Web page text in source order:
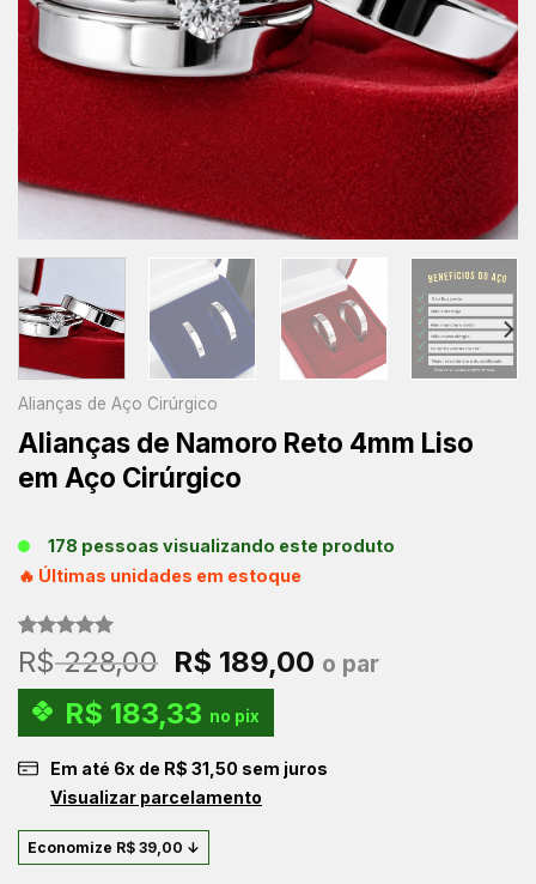
Alianças de Aço Cirúrgico
Alianças de Namoro Reto 4mm Liso
em Aço Cirúrgico
178 pessoas visualizando este produto
🔥 Últimas unidades em estoque
Avaliado
como5.00
de 5, com
baseado em
2
avaliações
R$228,00 O
preço
original
era:
R$ 228,00.
R$ 189,00 O
R$ 189,00.
o par
R$ 183,33 no pix
Em até 6x de R$ 31,50 sem juros
Visualizar parcelamento
Economize R$ 39,00 ↓